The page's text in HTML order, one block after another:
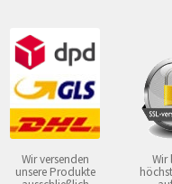
Wir versenden
unsere Produkte
Wir